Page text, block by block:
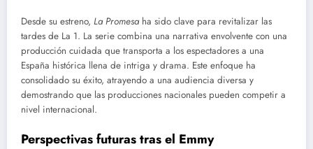
Desde su estreno, La Promesaha sido clave para revitalizar las
tardes de La 1. La serie combina una narrativa envolvente con una
producción cuidada que transporta a los espectadores a una
España histórica llena de intriga y drama. Este enfoque ha
consolidado su éxito, atrayendo a una audiencia diversa y
demostrando que las producciones nacionales pueden competir a
nivel internacional.
Perspectivas futuras tras el Emmy